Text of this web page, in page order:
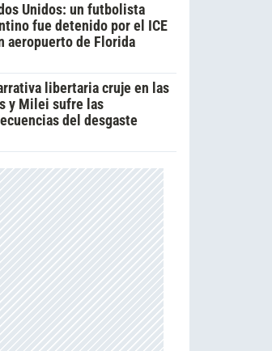
Unidos: un futbolista
fue detenido por el ICE
aeropuerto de Florida
libertaria cruje en las
y Milei sufre las
del desgaste